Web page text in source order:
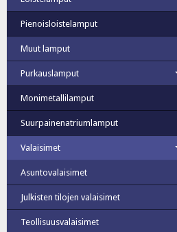
Pienoisloistelamput
Muut lamput
Purkauslamput
Monimetallilamput
Suurpainenatriumlamput
Valaisimet
Asuntovalaisimet
Julkisten tilojen valaisimet
Teollisuusvalaisimet